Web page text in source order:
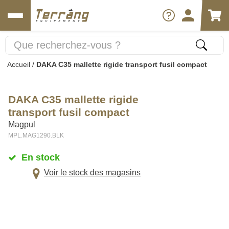
Accueil / DAKA C35 mallette rigide transport fusil compact
DAKA C35 mallette rigide
transport fusil compact
Magpul
MPL.MAG1290.BLK
En stock
Voir le stock des magasins